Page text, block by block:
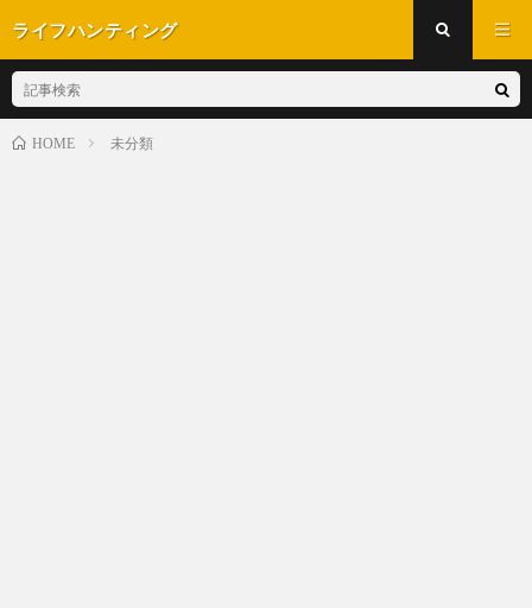
ライフハンティング
HOME 未分類